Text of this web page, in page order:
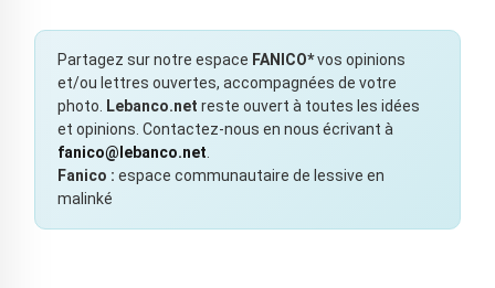
Partagez sur notre espace FANICO*vos opinions
et/ou lettres ouvertes, accompagnées de votre
photo.
Lebanco.net reste ouvert à toutes les idées
et opinions. Contactez-nous en nous écrivant à
fanico@lebanco.net
Fanico : espace communautaire de lessive en
malinké